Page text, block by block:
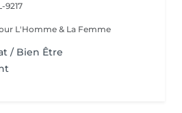
9217
& Bien-être Pour L'Homme & La Femme
/ Bien Être